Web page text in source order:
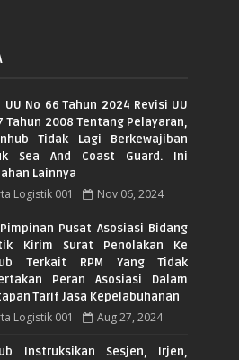
UU No 66 Tahun 2024 Revisi UU
Tahun 2008 Tentang Pelayaran,
Tidak Lagi Berkewajiban
Sea And Coast Guard. Ini
Lainnya
Logistik 001 Nov 06, 2024
Pusat Asosiasi Bidang
Kirim Surat Penolakan Ke
Terkait RPM Yang Tidak
Peran Asosiasi Dalam
Tarif Jasa Kepelabuhanan
Logistik 001 Aug 27, 2024
Instruksikan Sesjen, Irjen,